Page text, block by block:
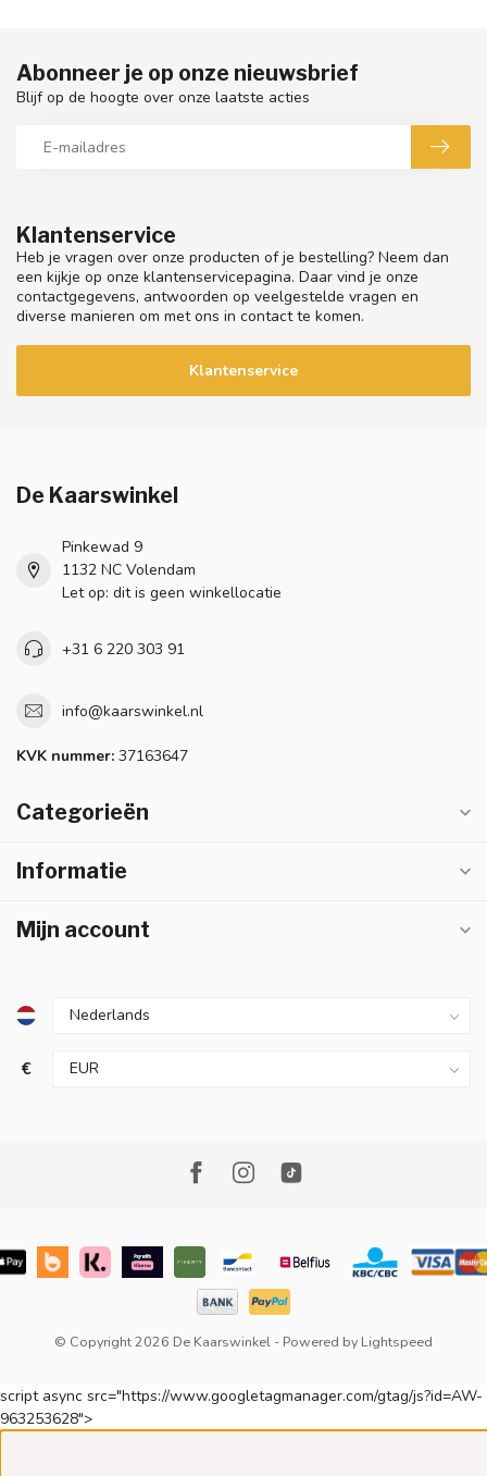
Klantenservice
Heb je vragen over onze producten of je bestelling? Neem dan
een kijkje op onze klantenservicepagina. Daar vind je onze
contactgegevens, antwoorden op veelgestelde vragen en
diverse manieren om met ons in contact te komen.
Klantenservice
Abonneer je op onze nieuwsbrief
Blijf op de hoogte over onze laatste acties
De Kaarswinkel
Pinkewad 9
1132 NC Volendam
Let op: dit is geen winkellocatie
+31 6 220 303 91
info@kaarswinkel.nl
KVK nummer: 37163647
Categorieën
Informatie
Mijn account
€
© Copyright 2026 De Kaarswinkel - Powered by Lightspeed
script async src="https://www.googletagmanager.com/gtag/js?id=AW-
963253628">